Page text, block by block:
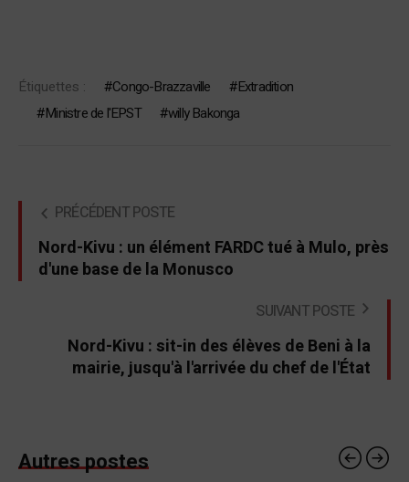
Étiquettes : Congo-Brazzaville
Extradition
Ministre de l'EPST
willy Bakonga
PRÉCÉDENT POSTE
Nord-Kivu : un élément FARDC tué à Mulo, près
d'une base de la Monusco
SUIVANT POSTE
Nord-Kivu : sit-in des élèves de Beni à la
mairie, jusqu'à l'arrivée du chef de l'État
Autres postes